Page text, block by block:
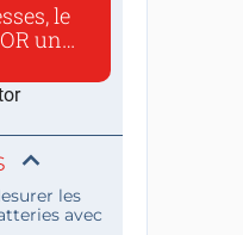
le
un
les
avec